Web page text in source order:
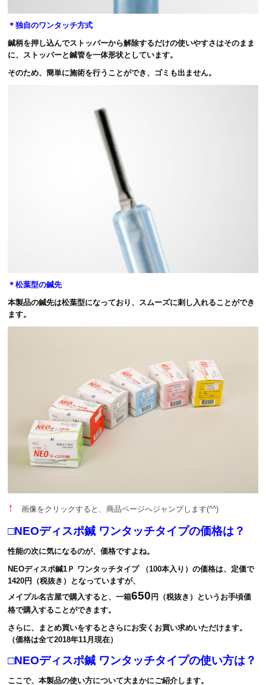
＊独自のワンタッチ方式
鍼柄を押し込んでストッパーから解除するだけの使いやすさはそのまま
に、ストッパーと鍼管を一体形状としています。
そのため、簡単に施術を行うことができ、ゴミも出ません。
＊松葉型の鍼先
本製品の鍼先は松葉型になっており、スムーズに刺し入れることができ
ます。
↑ 画像をクリックすると、商品ページへジャンプします(^^)
□NEOディスポ鍼 ワンタッチタイプの価格は？
性能の次に気になるのが、価格ですよね。
NEOディスポ鍼1Ｐ ワンタッチタイプ （100本入り）の価格は、定価で
1420円（税抜き）となっていますが、
メイプル名古屋で購入すると、一箱650円（税抜き）というお手頃価
格で購入することができます。
さらに、まとめ買いをするとさらにお安くお買い求めいただけます。
（価格は全て2018年11月現在）
□NEOディスポ鍼 ワンタッチタイプの使い方は？
ここで、本製品の使い方について大まかにご紹介します。